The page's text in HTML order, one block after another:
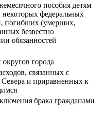
пособия детям
федеральных
погибших (умерших,
безвестно
обязанностей
города
связанных с
Севера и приравненных к
брака гражданами